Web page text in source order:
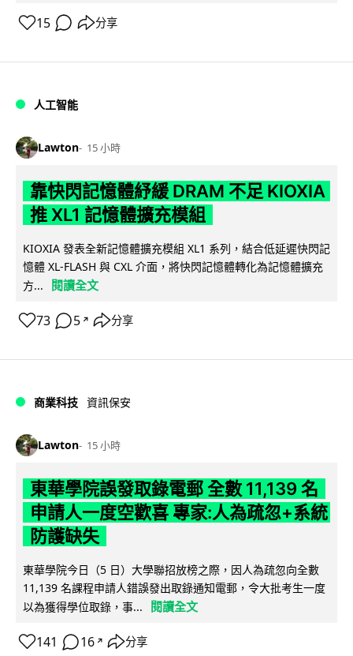
15 分享
人工智能
Lawton 15 小時
靠快閃記憶體紓緩 DRAM 不足 KIOXIA
推 XL1 記憶體擴充模組
KIOXIA 發表全新記憶體擴充模組 XL1 系列，結合低延遲快閃記
憶體 XL-FLASH 與 CXL 介面，將快閃記憶體轉化為記憶體擴充
方...
閱讀全文
73 5 ↗ 分享
商業科技 資訊保安
Lawton 15 小時
東華學院誤發取錄電郵 全數 11,139 名
申請人一度空歡喜 專家:人為疏忽+系統
防護缺失
東華學院今日（5 日）大學聯招放榜之際，因人為疏忽向全數
11,139 名課程申請人錯誤發出取錄通知電郵，令大批考生一度
以為獲得學位取錄，事...
閱讀全文
141 16 ↗ 分享